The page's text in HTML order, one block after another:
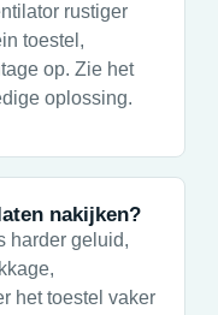
rustiger
toestel,
op. Zie het
oplossing.
nakijken?
harder geluid,
het toestel vaker